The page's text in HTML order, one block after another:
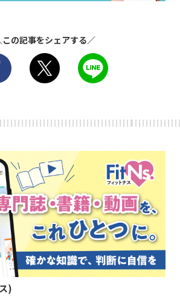
この記事をシェアする／
)